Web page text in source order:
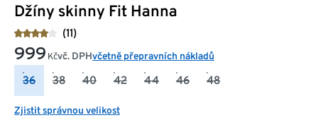
Džíny skinny Fit Hanna
(11)
999 Kčvč. DPHvčetně přepravních nákladů
36 38 40 42 44 46 48
Zjistit správnou velikost